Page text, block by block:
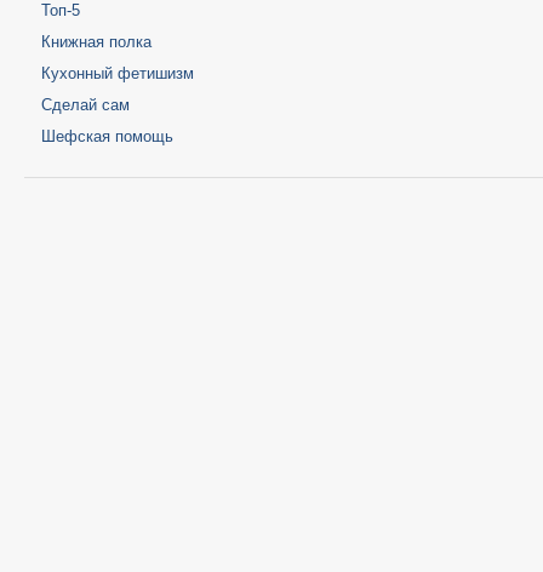
Топ-5
Книжная полка
Кухонный фетишизм
Сделай сам
Шефская помощь